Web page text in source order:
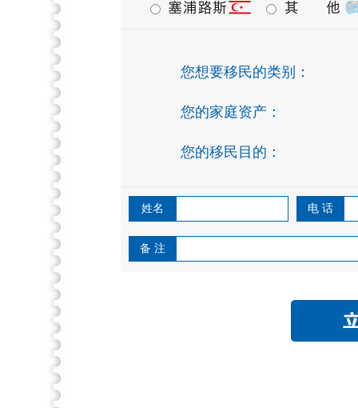
您想要移民的类别：
您的家庭资产：
您的移民目的：
姓名 电 话
备 注